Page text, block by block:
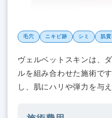
毛穴 ニキビ跡 シミ 肌
ヴェルベットスキンは、
ルを組み合わせた施術で
し、肌にハリや弾力を与え